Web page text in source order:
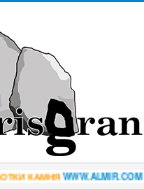
*** КАРЕЛЬСКИЙ